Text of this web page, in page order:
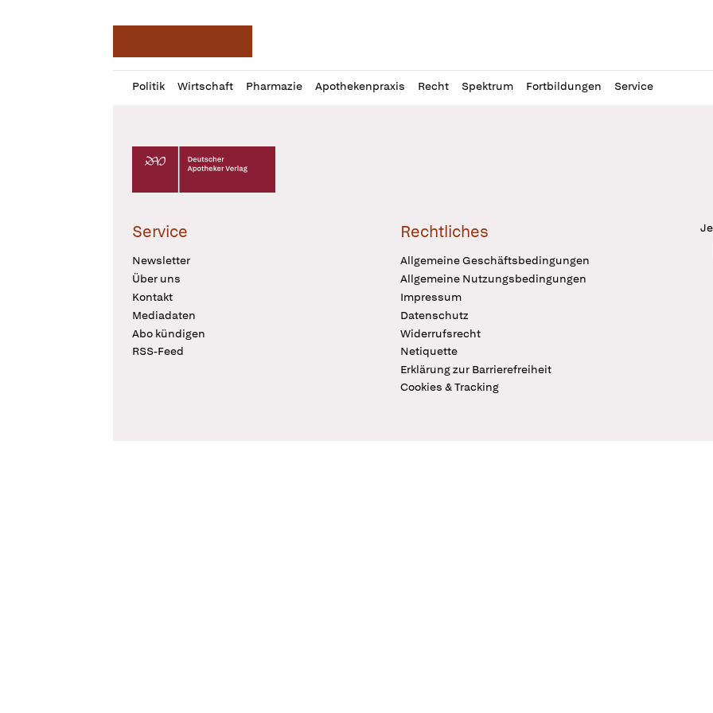
Politik Wirtschaft Pharmazie Apothekenpraxis Recht Spektrum Fortbildungen Service
Profil
öffnen
Daz
Pur
Deutscher Apotheker Verlag Logo
Service
Newsletter
Über uns
Kontakt
Mediadaten
Abo kündigen
RSS-Feed
Rechtliches
Allgemeine Geschäftsbedingungen
Allgemeine Nutzungsbedingungen
Impressum
Datenschutz
Widerrufsrecht
Netiquette
Erklärung zur Barrierefreiheit
Cookies & Tracking